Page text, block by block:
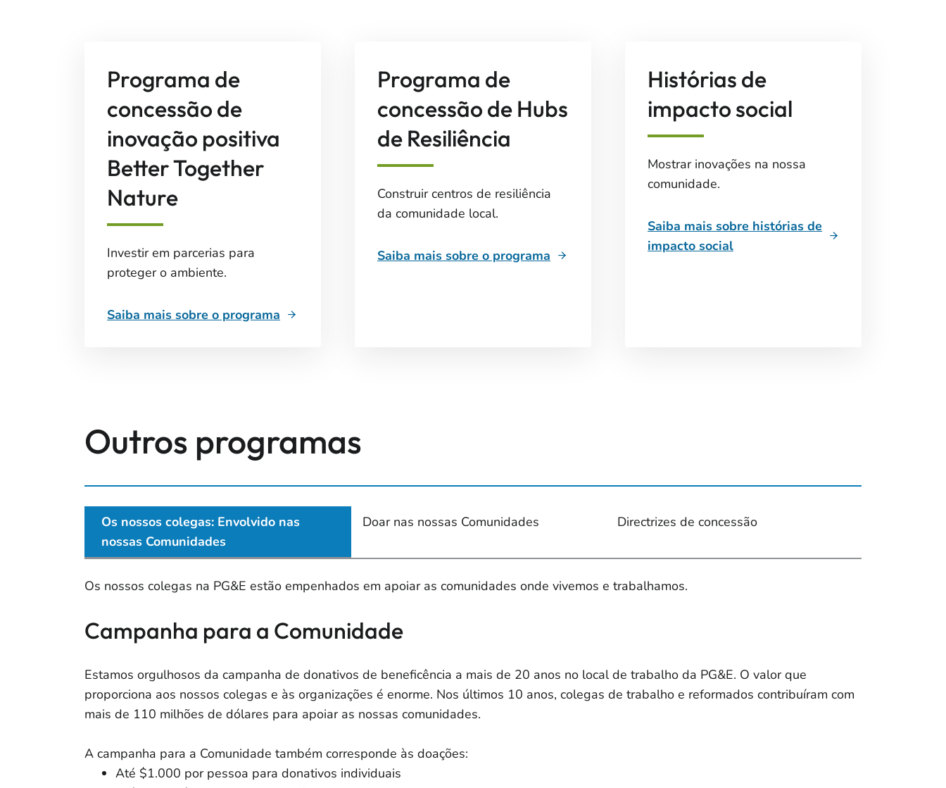
Programa de
concessão de
inovação positiva
Better Together
Nature
Investir em parcerias para
proteger o ambiente.
Saiba mais sobre o programa
Programa de
concessão de Hubs
de Resiliência
Construir centros de resiliência
da comunidade local.
Saiba mais sobre o programa
Histórias de
impacto social
Mostrar inovações na nossa
comunidade.
Saiba mais sobre histórias de
impacto social
Outros programas
Os nossos colegas: Envolvido nas
nossas Comunidades
Doar nas nossas Comunidades Directrizes de concessão
Os nossos colegas na PG&E estão empenhados em apoiar as comunidades onde vivemos e trabalhamos.
Campanha para a Comunidade
Estamos orgulhosos da campanha de donativos de beneficência a mais de 20 anos no local de trabalho da PG&E. O valor que
proporciona aos nossos colegas e às organizações é enorme. Nos últimos 10 anos, colegas de trabalho e reformados contribuíram com
mais de 110 milhões de dólares para apoiar as nossas comunidades.
A campanha para a Comunidade também corresponde às doações:
Até $1.000 por pessoa para donativos individuais